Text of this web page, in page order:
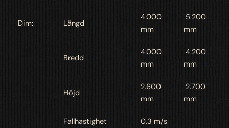
Dim: Längd
4.000
mm
5.200
mm
Bredd
4.000
mm
4.200
mm
Höjd
2.600
mm
2.700
mm
Fallhastighet 0,3 m/s